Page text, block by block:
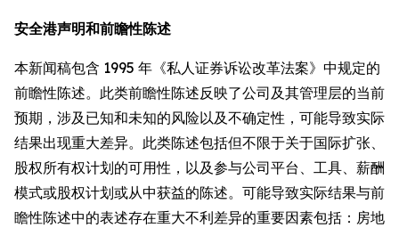
安全港声明和前瞻性陈述
本新闻稿包含 1995 年《私人证券诉讼改革法案》中规定的
前瞻性陈述。此类前瞻性陈述反映了公司及其管理层的当前
预期，涉及已知和未知的风险以及不确定性，可能导致实际
结果出现重大差异。此类陈述包括但不限于关于国际扩张、
股权所有权计划的可用性，以及参与公司平台、工具、薪酬
模式或股权计划或从中获益的陈述。可能导致实际结果与前
瞻性陈述中的表述存在重大不利差异的重要因素包括：房地